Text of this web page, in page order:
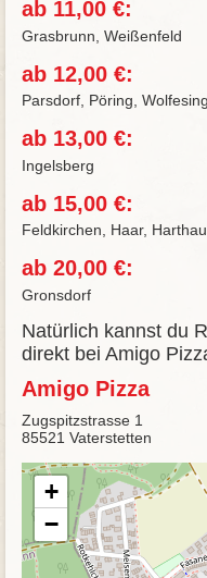
ab 11,00 €:
Grasbrunn, Weißenfeld
ab 12,00 €:
Parsdorf, Pöring,
ab 13,00 €:
Ingelsberg
ab 15,00 €:
Feldkirchen, Haar,
ab 20,00 €:
Gronsdorf
Natürlich kannst du
direkt bei Amigo
Amigo Pizza
Zugspitzstrasse 1
85521 Vaterstetten
+
−